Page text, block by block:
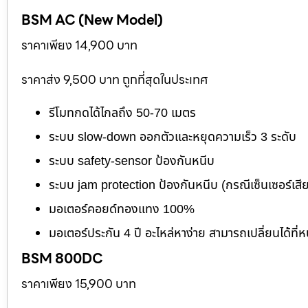
BSM AC (New Model)
ราคาเพียง 14,900 บาท
ราคาส่ง 9,500 บาท ถูกที่สุดในประเทศ
รีโมทกดได้ไกลถึง 50-70 เมตร
ระบบ slow-down ออกตัวและหยุดความเร็ว 3 ระดับ
ระบบ safety-sensor ป้องกันหนีบ
ระบบ jam protection ป้องกันหนีบ (กรณีเซ็นเซอร์เสี
มอเตอร์คอยด์ทองแทง 100%
มอเตอร์ประกัน 4 ปี อะไหล่หาง่าย สามารถเปลี่ยนได้ที่
BSM 800DC
ราคาเพียง 15,900 บาท